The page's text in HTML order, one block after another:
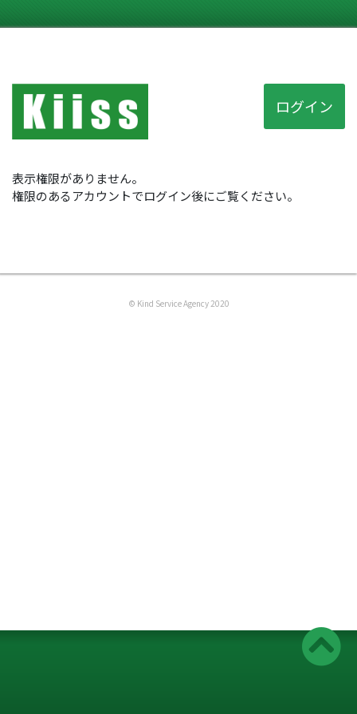
ログイン
表示権限がありません。
権限のあるアカウントでログイン後にご覧ください。
© Kind Service Agency 2020